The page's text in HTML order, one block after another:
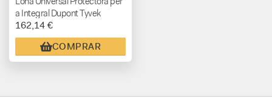
a Integral Dupont Tyvek
Hindermann
162,14 €
COMPRAR